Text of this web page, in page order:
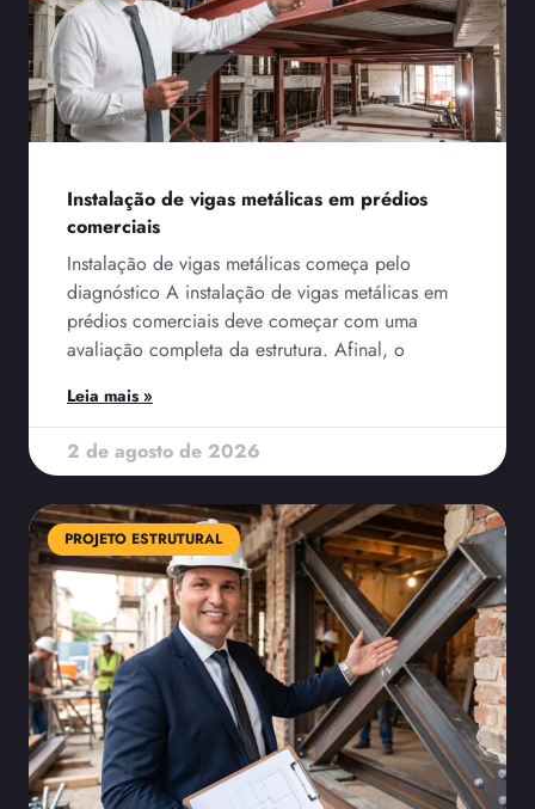
Instalação de vigas metálicas em prédios
comerciais
Instalação de vigas metálicas começa pelo
diagnóstico A instalação de vigas metálicas em
prédios comerciais deve começar com uma
avaliação completa da estrutura. Afinal, o
Leia mais »
2 de agosto de 2026
PROJETO ESTRUTURAL